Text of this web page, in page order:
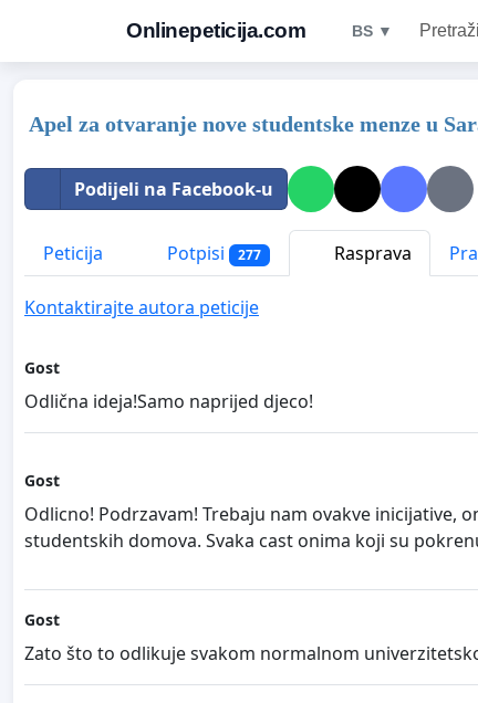
Onlinepeticija.com BS ▼
Apel za otvaranje nove studentske menze u
Podijeli na Facebook-u
Peticija Potpisi 277 Rasprava
Kontaktirajte autora peticije
Gost
Odlična ideja!Samo naprijed djeco!
Gost
Odlicno! Podrzavam! Trebaju nam ovakve inicijative,
studentskih domova. Svaka cast onima koji su
Gost
Zato što to odlikuje svakom normalnom